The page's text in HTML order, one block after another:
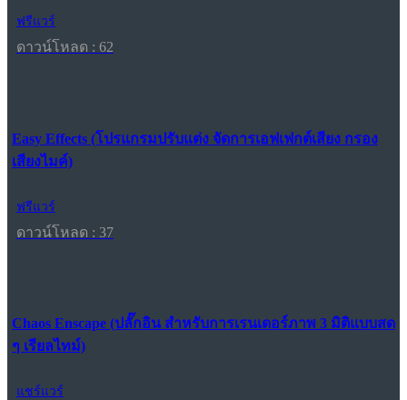
ฟรีแวร์
ดาวน์โหลด : 62
Easy Effects (โปรแกรมปรับแต่ง จัดการเอฟเฟกต์เสียง กรอง
เสียงไมค์)
ฟรีแวร์
ดาวน์โหลด : 37
Chaos Enscape (ปลั๊กอิน สำหรับการเรนเดอร์ภาพ 3 มิติแบบสด
ๆ เรียลไทม์)
แชร์แวร์